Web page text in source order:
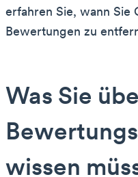
erfahren Sie, wann Sie
Bewertungen zu
Was Sie
wissen